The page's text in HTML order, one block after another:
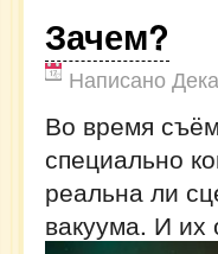
Зачем?
Написано
Во время
специально
реальна ли
вакуума. И